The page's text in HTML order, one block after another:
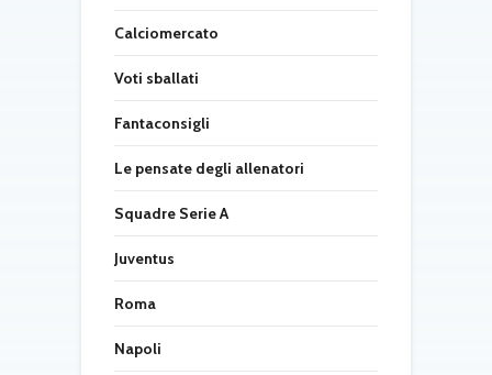
Calciomercato
Voti sballati
Fantaconsigli
Le pensate degli allenatori
Squadre Serie A
Juventus
Roma
Napoli